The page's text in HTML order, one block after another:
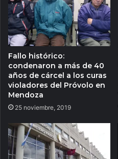
Fallo histórico:
condenaron a más de 40
años de cárcel a los curas
violadores del Próvolo en
Mendoza
25 noviembre, 2019